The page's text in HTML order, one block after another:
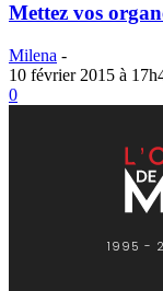
Mettez vos
Milena -
10 février 2015 à
0
1995 -